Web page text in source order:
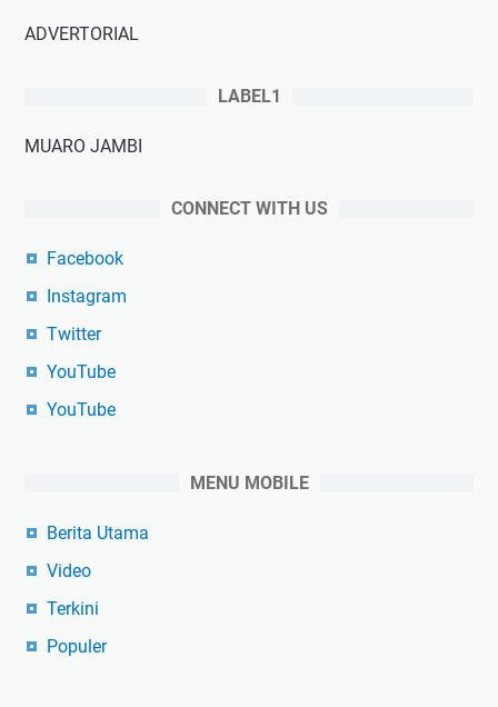
ADVERTORIAL
LABEL1
MUARO JAMBI
CONNECT WITH US
Facebook
Instagram
Twitter
YouTube
YouTube
MENU MOBILE
Berita Utama
Video
Terkini
Populer